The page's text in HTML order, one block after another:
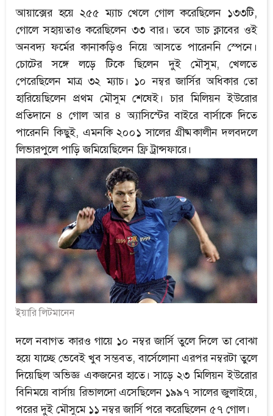
আয়াক্সের হয়ে ২৫৫ ম্যাচ খেলে গোল করেছিলেন ১৩৩টি,
গোলে সহায়তাও করেছিলেন ৩৩ বার। তবে ডাচ ক্লাবের ওই
অনবদ্য ফর্মের কানাকড়িও নিয়ে আসতে পারেননি স্পেনে।
চোটের সঙ্গে লড়ে টিকে ছিলেন দুই মৌসুম, খেলতে
পেরেছিলেন মাত্র ৩২ ম্যাচ। ১০ নম্বর জার্সির অধিকার তো
হারিয়েছিলেন প্রথম মৌসুম শেষেই। চার মিলিয়ন ইউরোর
প্রতিদানে ৪ গোল আর ৪ অ্যাসিস্টের বাইরে বার্সাকে দিতে
পারেননি কিছুই, এমনকি ২০০১ সালের গ্রীষ্মকালীন দলবদলে
লিভারপুলে পাড়ি জমিয়েছিলেন ফ্রি ট্রান্সফারে।
ইয়ারি লিটমানেন
দলে নবাগত কারও গায়ে ১০ নম্বর জার্সি তুলে দিলে তা বোঝা
হয়ে যাচ্ছে ভেবেই খুব সম্ভবত, বার্সেলোনা এরপর নম্বরটা তুলে
দিয়েছিল অভিজ্ঞ একজনের হাতে। সাড়ে ২৩ মিলিয়ন ইউরোর
বিনিময়ে বার্সায় রিভালদো এসেছিলেন ১৯৯৭ সালের জুলাইয়ে,
পরের দুই মৌসুমে ১১ নম্বর জার্সি পরে করেছিলেন ৫৭ গোল।